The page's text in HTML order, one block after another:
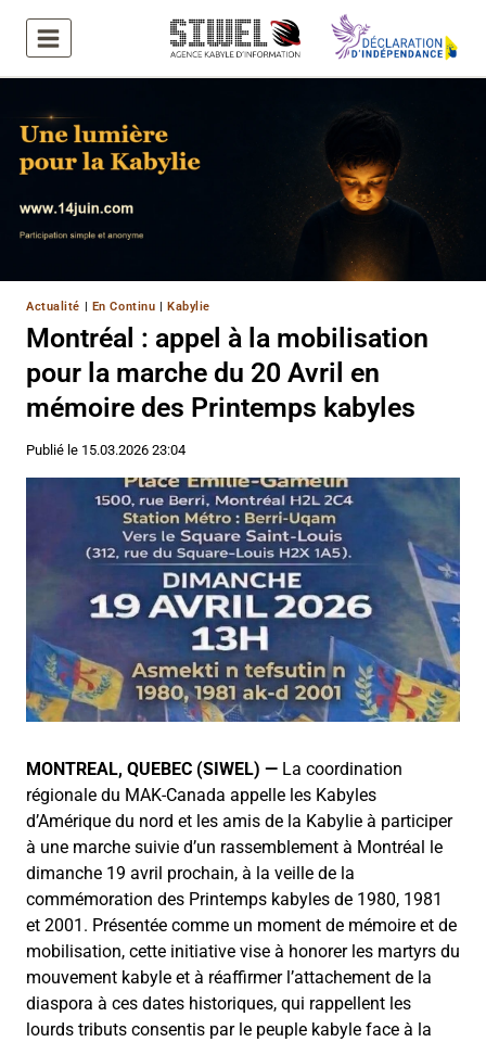
contenu
Actualité | En Continu |Kabylie
Montréal : appel à la mobilisation
pour la marche du 20 Avril en
mémoire des Printemps kabyles
Publié le 15.03.2026 23:04
MONTREAL, QUEBEC (SIWEL) — La coordination
régionale du MAK-Canada appelle les Kabyles
d’Amérique du nord et les amis de la Kabylie à participer
à une marche suivie d’un rassemblement à Montréal le
dimanche 19 avril prochain, à la veille de la
commémoration des Printemps kabyles de 1980, 1981
et 2001. Présentée comme un moment de mémoire et de
mobilisation, cette initiative vise à honorer les martyrs du
mouvement kabyle et à réaffirmer l’attachement de la
diaspora à ces dates historiques, qui rappellent les
lourds tributs consentis par le peuple kabyle face à la